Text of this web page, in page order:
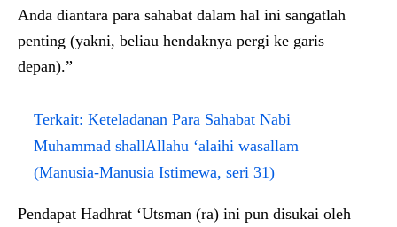
Anda diantara para sahabat dalam hal ini sangatlah
penting (yakni, beliau hendaknya pergi ke garis
depan).”
Terkait: Keteladanan Para Sahabat Nabi
Muhammad shallAllahu ‘alaihi wasallam
(Manusia-Manusia Istimewa, seri 31)
Pendapat Hadhrat ‘Utsman (ra) ini pun disukai oleh